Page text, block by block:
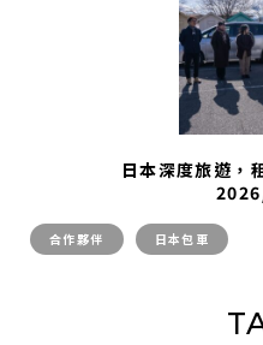
日本深度旅遊，
合作夥伴 日本包車